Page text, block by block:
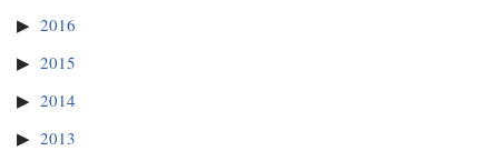
2016
2015
2014
2013